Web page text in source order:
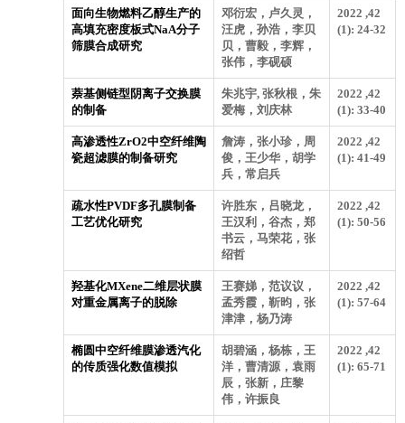
面向生物燃料乙醇生产的
高填充密度板式NaA分子
筛膜合成研究
邓衍宏，卢久灵，
汪虎，孙浩，李贝
贝，曹毅，李辉，
张伟，李砚硕
2022 ,42
(1): 24-32
萘基侧链型阴离子交换膜
的制备
朱兆宇, 张秋根，朱
爱梅，刘庆林
2022 ,42
(1): 33-40
高渗透性ZrO2中空纤维陶
瓷超滤膜的制备研究
詹涛，张小珍，周
俊，王少华，胡学
兵，常启兵
2022 ,42
(1): 41-49
疏水性PVDF多孔膜制备
工艺优化研究
许胜东，吕晓龙，
王汉利，谷杰，郑
书云，马荣花，张
绍哲
2022 ,42
(1): 50-56
羟基化MXene二维层状膜
对重金属离子的脱除
王赛娣，范议议，
孟秀霞，靳昀，张
津津，杨乃涛
2022 ,42
(1): 57-64
椭圆中空纤维膜渗透汽化
的传质强化数值模拟
胡碧涵，杨栋，王
洋，曹清源，袁雨
辰，张新，庄黎
伟，许振良
2022 ,42
(1): 65-71